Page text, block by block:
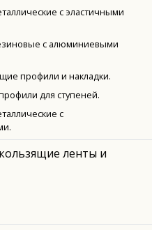
с эластичными
с алюминиевыми
профили и накладки.
для ступеней.
с
ленты и